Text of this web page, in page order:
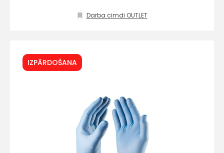
Darba cimdi OUTLET
IZPĀRDOŠANA